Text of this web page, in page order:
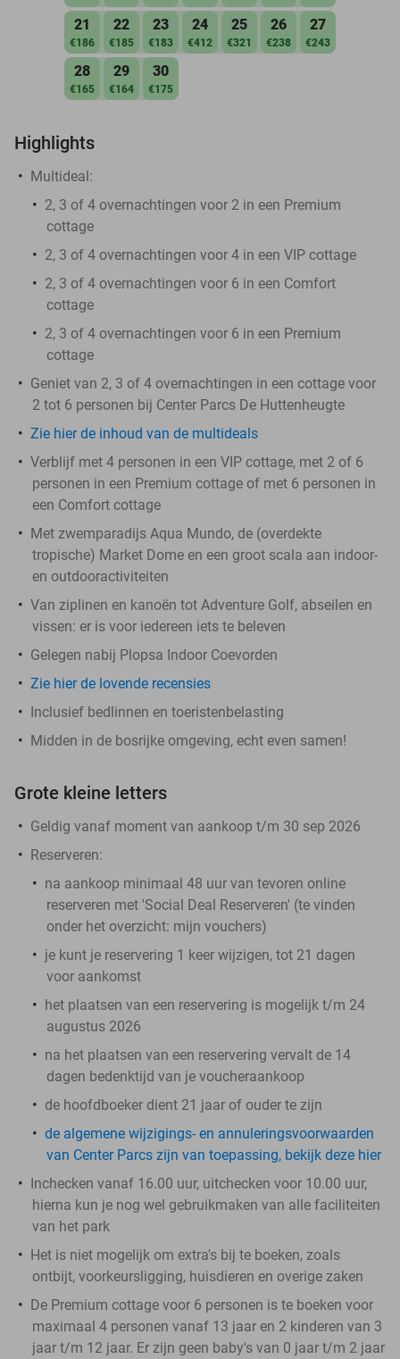
21
€186
22
€185
23
€183
24
€412
25
€321
26
€238
27
€243
28
€165
29
€164
30
€175
Highlights
Multideal:
2, 3 of 4 overnachtingen voor 2 in een Premium
cottage
2, 3 of 4 overnachtingen voor 4 in een VIP cottage
2, 3 of 4 overnachtingen voor 6 in een Comfort
cottage
2, 3 of 4 overnachtingen voor 6 in een Premium
cottage
Geniet van 2, 3 of 4 overnachtingen in een cottage voor
2 tot 6 personen bij Center Parcs De Huttenheugte
Zie hier de inhoud van de multideals
Verblijf met 4 personen in een VIP cottage, met 2 of 6
personen in een Premium cottage of met 6 personen in
een Comfort cottage
Met zwemparadijs Aqua Mundo, de (overdekte
tropische) Market Dome en een groot scala aan indoor-
en outdooractiviteiten
Van ziplinen en kanoën tot Adventure Golf, abseilen en
vissen: er is voor iedereen iets te beleven
Gelegen nabij Plopsa Indoor Coevorden
Zie hier de lovende recensies
Inclusief bedlinnen en toeristenbelasting
Midden in de bosrijke omgeving, echt even samen!
Grote kleine letters
Geldig vanaf moment van aankoop t/m 30 sep 2026
Reserveren:
na aankoop minimaal 48 uur van tevoren online
reserveren met 'Social Deal Reserveren' (te vinden
onder het overzicht: mijn vouchers)
je kunt je reservering 1 keer wijzigen, tot 21 dagen
voor aankomst
het plaatsen van een reservering is mogelijk t/m 24
augustus 2026
na het plaatsen van een reservering vervalt de 14
dagen bedenktijd van je voucheraankoop
de hoofdboeker dient 21 jaar of ouder te zijn
de algemene wijzigings- en annuleringsvoorwaarden
van Center Parcs zijn van toepassing, bekijk deze hier
Inchecken vanaf 16.00 uur, uitchecken voor 10.00 uur,
hierna kun je nog wel gebruikmaken van alle faciliteiten
van het park
Het is niet mogelijk om extra's bij te boeken, zoals
ontbijt, voorkeursligging, huisdieren en overige zaken
De Premium cottage voor 6 personen is te boeken voor
maximaal 4 personen vanaf 13 jaar en 2 kinderen van 3
jaar t/m 12 jaar. Er zijn geen baby's van 0 jaar t/m 2 jaar